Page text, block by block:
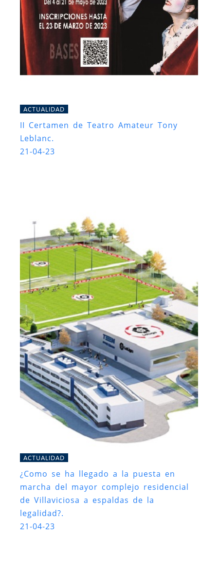
ACTUALIDAD
II Certamen de Teatro Amateur Tony
Leblanc.
21-04-23
ACTUALIDAD
¿Como se ha llegado a la puesta en
marcha del mayor complejo residencial
de Villaviciosa a espaldas de la
legalidad?.
21-04-23